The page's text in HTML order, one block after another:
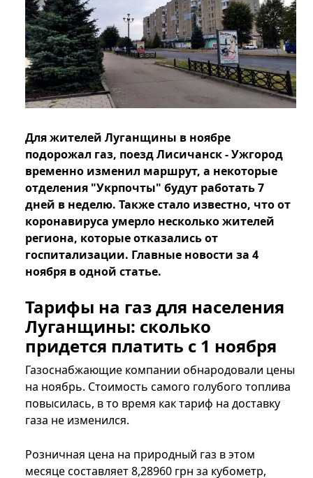
Для жителей Луганщины в ноябре
подорожал газ, поезд Лисичанск - Ужгород
временно изменил маршрут, а некоторые
отделения "Укрпочты" будут работать 7
дней в неделю. Также стало известно, что от
коронавируса умерло несколько жителей
региона, которые отказались от
госпитализации. Главные новости за 4
ноября в одной статье.
Тарифы на газ для населения
Луганщины: сколько
придется платить с 1 ноября
Газоснабжающие компании обнародовали цены
на ноябрь. Стоимость самого голубого топлива
повысилась, в то время как тариф на доставку
газа не изменился.
Розничная цена на природный газ в этом
месяце составляет 8,28960 грн за кубометр,